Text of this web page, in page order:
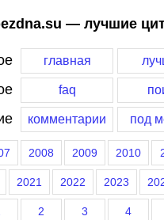
— лучшие
главная
faq
комментарии под
2008 2009 2010
2021 2022 2023
2 3 4